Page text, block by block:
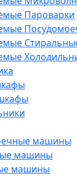
Пароварки
машины
машины
машины